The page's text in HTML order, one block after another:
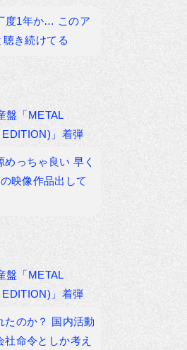
度1年か… このア
き続けてる
盤「METAL
」着弾
っちゃ良い 早く
映像作品出して
盤「METAL
」着弾
たのか？ 国内活動
命令としか考え